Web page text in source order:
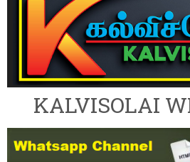
KALVISOLAI